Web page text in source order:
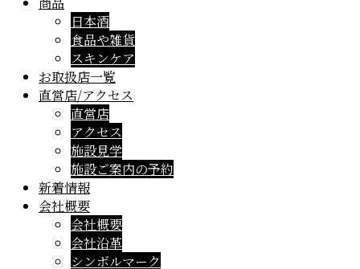
日本酒
食品や雑貨
スキンケア
お取扱店一覧
直営店/アクセス
直営店
アクセス
施設見学
施設ご案内の予約
新着情報
会社概要
会社概要
会社沿革
シンボルマーク